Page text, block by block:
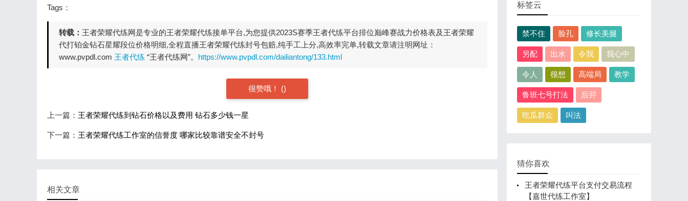
Tags：
转载： 王者荣耀代练网是专业的王者荣耀代练接单平台,为您提供2023S赛季王者代练平台排位巅峰赛战力价格表及王者荣耀
代打铂金钻石星耀段位价格明细,全程直播王者荣耀代练封号包赔,纯手工上分,高效率完单,转载文章请注明网址：
www.pvpdl.com 王者代练 “王者代练网”。 https://www.pvpdl.com/dailiantong/133.html
很赞哦！ ()
上一篇： 王者荣耀代练到钻石价格以及费用 钻石多少钱一星
下一篇： 王者荣耀代练工作室的信誉度 哪家比较靠谱安全不封号
相关文章
标签云
禁不住 脸孔 修长美腿
另配 出水 令我 我心中
令人 很想 高端局 教学
鲁班七号打法 后羿
吃瓜群众 叫法
猜你喜欢
王者荣耀代练平台支付交易流程
【嘉世代练工作室】